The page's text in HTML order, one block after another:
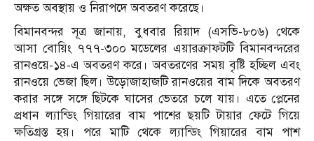
অক্ষত অবস্থায় ও নিরাপদে অবতরণ করেছে।
বিমানবন্দর সূত্র জানায়, বুধবার রিয়াদ (এসভি-৮০৬) থেকে
আসা বোয়িং ৭৭৭-৩০০ মডেলের এয়ারক্রাফটটি বিমানবন্দরের
রানওয়ে-১৪-এ অবতরণ করে। অবতরণের সময় বৃষ্টি হচ্ছিল এবং
রানওয়ে ভেজা ছিল। উড়োজাহাজটি রানওয়ের বাম দিকে অবতরণ
করার সঙ্গে সঙ্গে ছিটকে ঘাসের ভেতরে চলে যায়। এতে প্লেনের
প্রধান ল্যান্ডিং গিয়ারের বাম পাশের ছয়টি টায়ার ফেটে গিয়ে
ক্ষতিগ্রস্ত হয়। পরে মাটি থেকে ল্যান্ডিং গিয়ারের বাম পাশ